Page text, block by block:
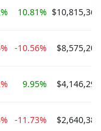
10.81%
-10.56%
9.95%
-11.73%